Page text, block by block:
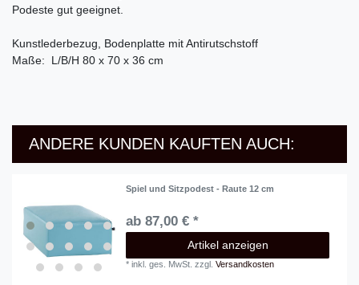
Podeste gut geeignet.
Kunstlederbezug, Bodenplatte mit Antirutschstoff
Maße: L/B/H 80 x 70 x 36 cm
ANDERE KUNDEN KAUFTEN AUCH:
Spiel und Sitzpodest - Raute 12 cm
ab 87,00 € *
Artikel anzeigen
*inkl. ges. MwSt. zzgl.Versandkosten